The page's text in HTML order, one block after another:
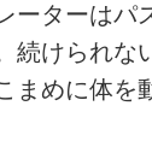
ーターはパ
続けられな
まめに体を